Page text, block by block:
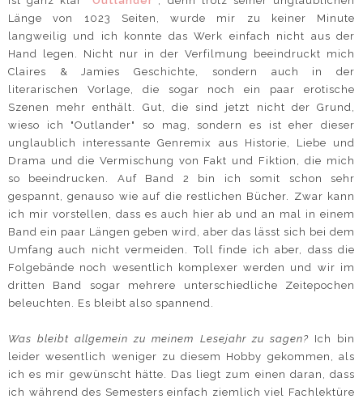
Länge von 1023 Seiten, wurde mir zu keiner Minute
langweilig und ich konnte das Werk einfach nicht aus der
Hand legen. Nicht nur in der Verfilmung beeindruckt mich
Claires & Jamies Geschichte, sondern auch in der
literarischen Vorlage, die sogar noch ein paar erotische
Szenen mehr enthält. Gut, die sind jetzt nicht der Grund,
wieso ich "Outlander" so mag, sondern es ist eher dieser
unglaublich interessante Genremix aus Historie, Liebe und
Drama und die Vermischung von Fakt und Fiktion, die mich
so beeindrucken. Auf Band 2 bin ich somit schon sehr
gespannt, genauso wie auf die restlichen Bücher. Zwar kann
ich mir vorstellen, dass es auch hier ab und an mal in einem
Band ein paar Längen geben wird, aber das lässt sich bei dem
Umfang auch nicht vermeiden. Toll finde ich aber, dass die
Folgebände noch wesentlich komplexer werden und wir im
dritten Band sogar mehrere unterschiedliche Zeitepochen
beleuchten. Es bleibt also spannend.
Was bleibt allgemein zu meinem Lesejahr zu sagen? Ich bin
leider wesentlich weniger zu diesem Hobby gekommen, als
ich es mir gewünscht hätte. Das liegt zum einen daran, dass
ich während des Semesters einfach ziemlich viel Fachlektüre